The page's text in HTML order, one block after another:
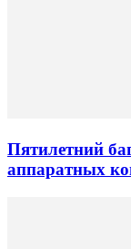
Пятилетний
аппаратных